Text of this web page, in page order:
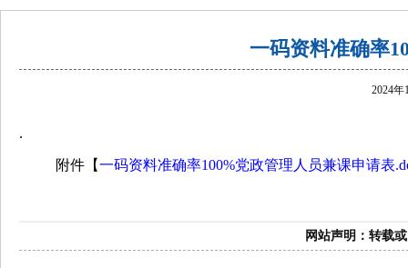
一码资料准确率
2024年
.
附件【一码资料准确率100%党政管理人员兼课申请表
网站声明：